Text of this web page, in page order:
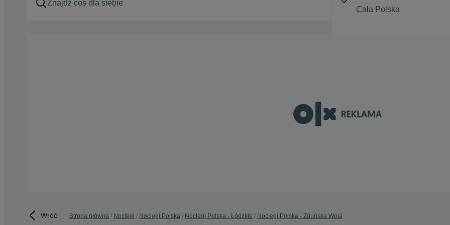
Wróć Strona główna Noclegi Noclegi Polska Noclegi Polska - Łódzkie Noclegi Polska - Zduńska Wola